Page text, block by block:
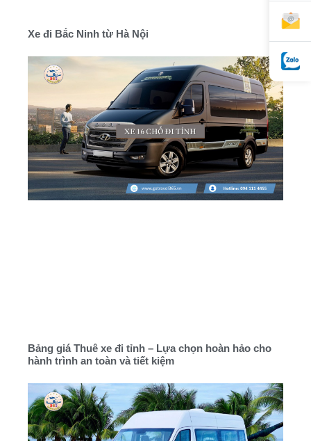
Xe đi Bắc Ninh từ Hà Nội
Bảng giá Thuê xe đi tỉnh – Lựa chọn hoàn hảo cho
hành trình an toàn và tiết kiệm